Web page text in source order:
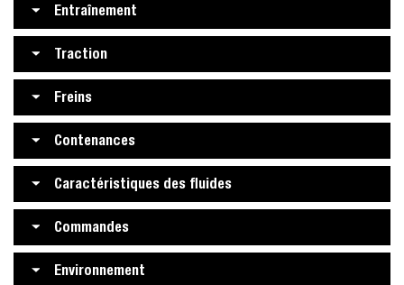
Entraînement
Traction
Freins
Contenances
Caractéristiques des fluides
Commandes
Environnement